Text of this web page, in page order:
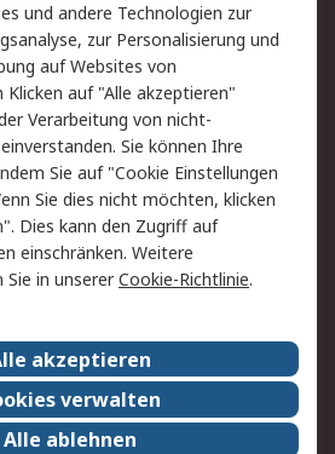
Kontakt
Datenschutz
Zahlungsbedingungen
Webseite Konditionen
RS weltweit
Nachhaltigkeit
Presse-Center
und andere Technologien zur
zur Personalisierung und
auf Websites von
auf "Alle akzeptieren"
Verarbeitung von nicht-
Sie können Ihre
Sie auf "Cookie Einstellungen
Sie dies nicht möchten, klicken
Dies kann den Zugriff auf
einschränken. Weitere
in unsererCookie-Richtlinie.
akzeptieren
verwalten
Alle ablehnen